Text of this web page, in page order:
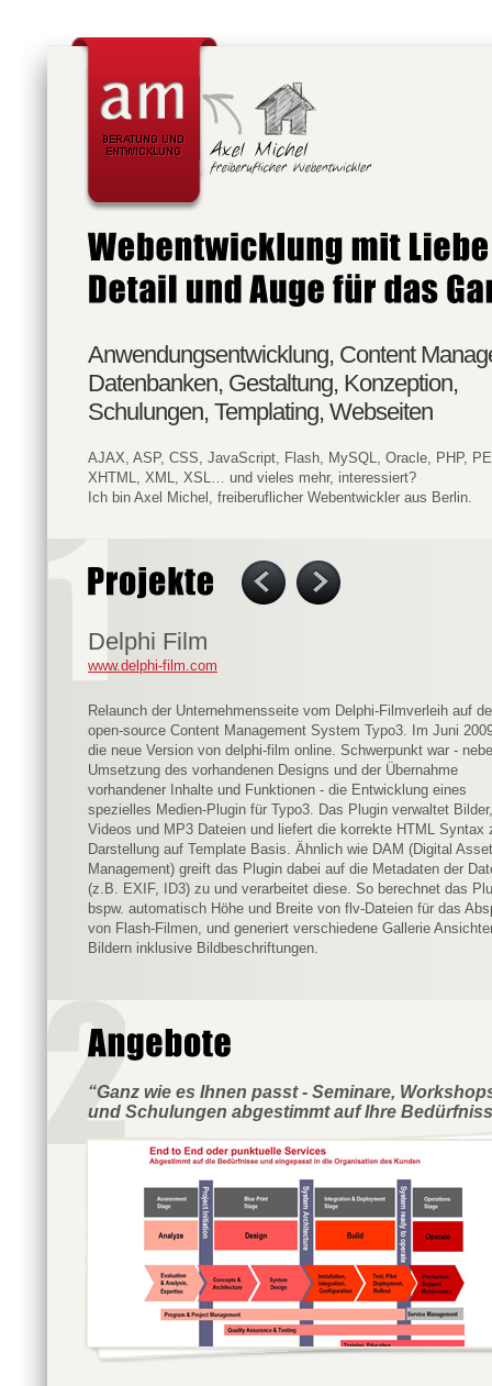
Anwendungsentwicklung, Content
Datenbanken, Gestaltung, Konzeption,
Schulungen, Templating, Webseiten
AJAX, ASP, CSS, JavaScript, Flash, MySQL, Oracle, PHP,
XHTML, XML, XSL… und vieles mehr, interessiert?
Ich bin Axel Michel , freiberuflicher Webentwickler aus Berlin.
Delphi Film
www.delphi-film.com
Relaunch der Unternehmensseite vom Delphi-Filmverleih auf
open-source Content Management System Typo3. Im Juni
die neue Version von delphi-film online. Schwerpunkt war -
Umsetzung des vorhandenen Designs und der Übernahme
vorhandener Inhalte und Funktionen - die Entwicklung eines
spezielles Medien-Plugin für Typo3. Das Plugin verwaltet Bilder,
Videos und MP3 Dateien und liefert die korrekte HTML Syntax
Darstellung auf Template Basis. Ähnlich wie DAM (Digital Asset
Management) greift das Plugin dabei auf die Metadaten der
(z.B. EXIF, ID3) zu und verarbeitet diese. So berechnet das
bspw. automatisch Höhe und Breite von flv-Dateien für das
von Flash-Filmen, und generiert verschiedene Gallerie
Bildern inklusive Bildbeschriftungen.
Ganz wie es Ihnen passt - Seminare,
und Schulungen abgestimmt auf Ihre